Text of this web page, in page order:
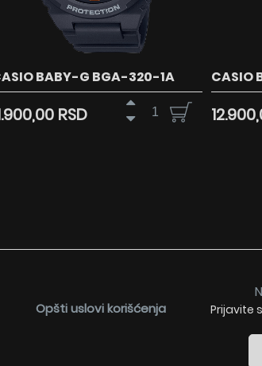
BABY-G BGA-320-1A
RSD
CASIO
Opšti uslovi korišćenja Prijavite